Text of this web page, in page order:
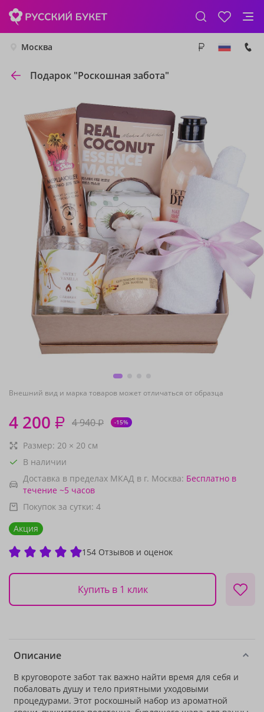
Москва
Подарок "Роскошная забота"
Внешний вид и марка товаров может отличаться от образца
4 200 ₽ 4 940₽ -15%
Размер: 20 × 20 см
В наличии
Доставка в пределах МКАД в г. Москва: Бесплатно в
течение ~5 часов
Покупок за сутки: 4
Акция
154 Отзывов и оценок
Купить в 1 клик
Описание
В круговороте забот так важно найти время для себя и
побаловать душу и тело приятными уходовыми
процедурами. Этот роскошный набор из ароматной